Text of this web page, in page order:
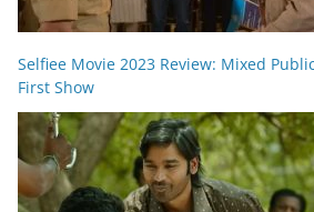
Selfiee Movie 2023 Review: Mixed
First Show